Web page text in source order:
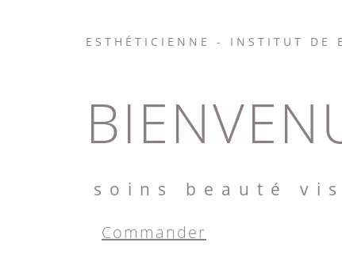
ESTHÉTICIENNE - INSTITUT DE
soins beauté
Commander